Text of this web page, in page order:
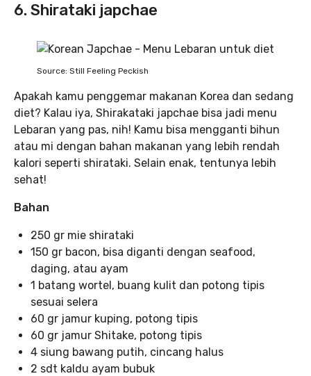
6. Shirataki japchae
Source: Still Feeling Peckish
Apakah kamu penggemar makanan Korea dan sedang
diet? Kalau iya, Shirakataki japchae bisa jadi menu
Lebaran yang pas, nih! Kamu bisa mengganti bihun
atau mi dengan bahan makanan yang lebih rendah
kalori seperti shirataki. Selain enak, tentunya lebih
sehat!
Bahan
250 gr mie shirataki
150 gr bacon, bisa diganti dengan seafood,
daging, atau ayam
1 batang wortel, buang kulit dan potong tipis
sesuai selera
60 gr jamur kuping, potong tipis
60 gr jamur Shitake, potong tipis
4 siung bawang putih, cincang halus
2 sdt kaldu ayam bubuk